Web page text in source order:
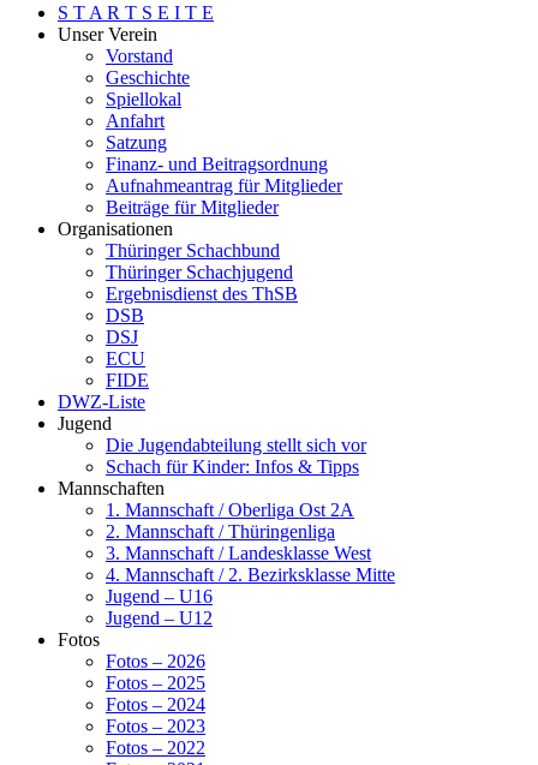
S T A R T S E I T E
Unser Verein
Vorstand
Geschichte
Spiellokal
Anfahrt
Satzung
Finanz- und Beitragsordnung
Aufnahmeantrag für Mitglieder
Beiträge für Mitglieder
Organisationen
Thüringer Schachbund
Thüringer Schachjugend
Ergebnisdienst des ThSB
DSB
DSJ
ECU
FIDE
DWZ-Liste
Jugend
Die Jugendabteilung stellt sich vor
Schach für Kinder: Infos & Tipps
Mannschaften
1. Mannschaft / Oberliga Ost 2A
2. Mannschaft / Thüringenliga
3. Mannschaft / Landesklasse West
4. Mannschaft / 2. Bezirksklasse Mitte
Jugend – U16
Jugend – U12
Fotos
Fotos – 2026
Fotos – 2025
Fotos – 2024
Fotos – 2023
Fotos – 2022